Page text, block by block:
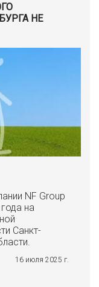
НЕ
NF Group
на
Санкт-
16 июля 2025 г.